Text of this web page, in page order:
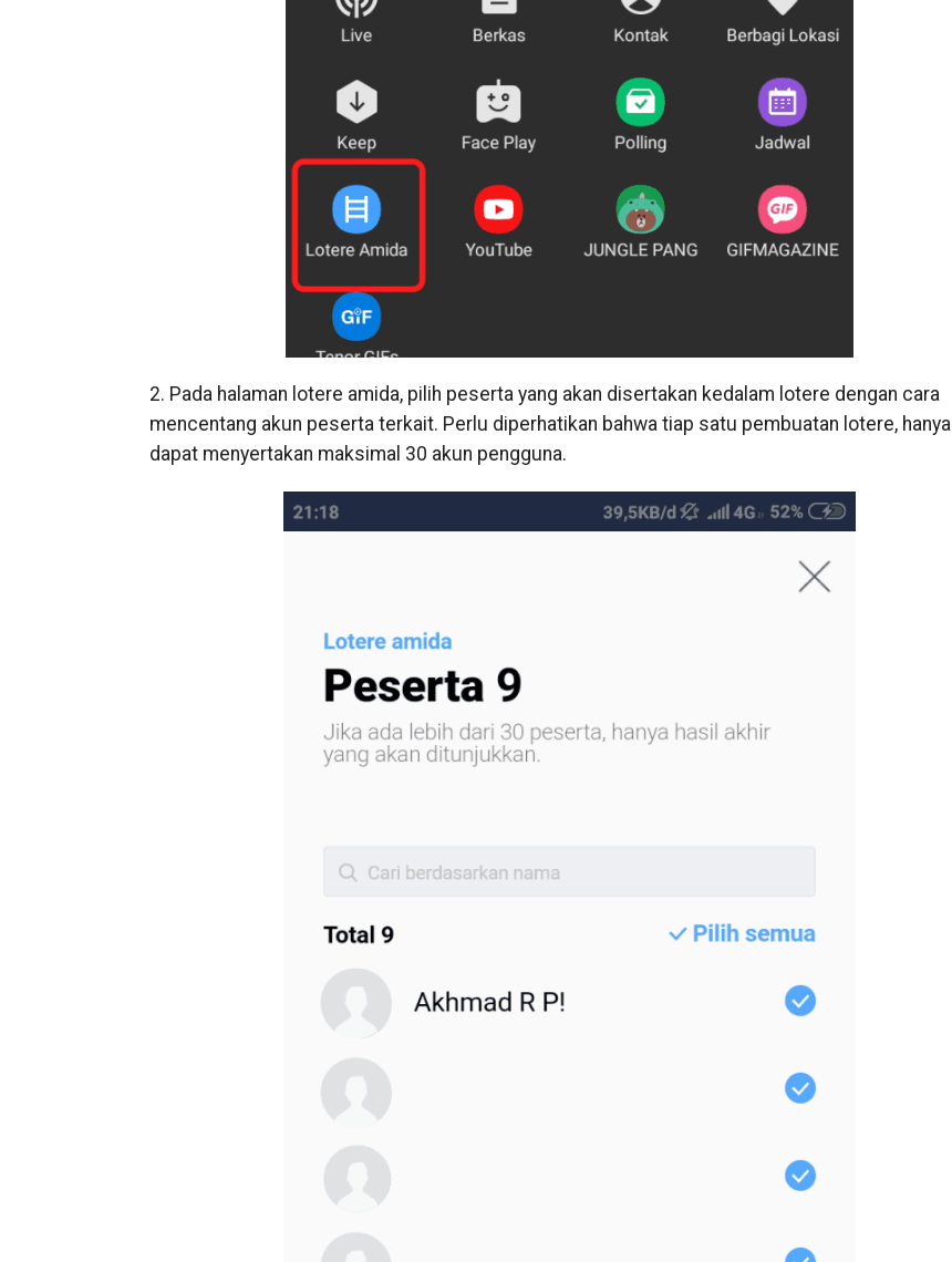
2. Pada halaman lotere amida, pilih peserta yang akan disertakan kedalam lotere dengan cara
mencentang akun peserta terkait. Perlu diperhatikan bahwa tiap satu pembuatan lotere, hanya
dapat menyertakan maksimal 30 akun pengguna.